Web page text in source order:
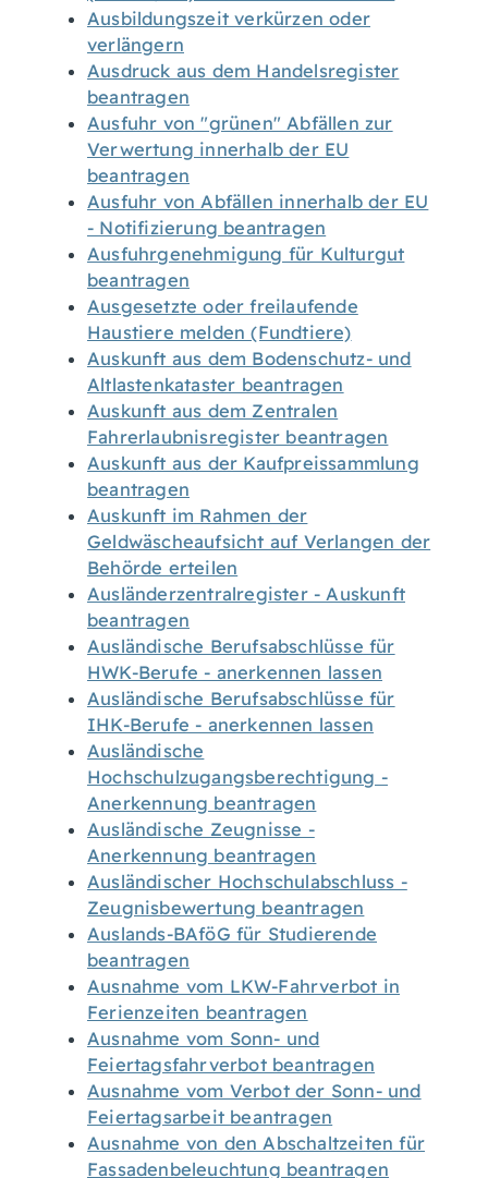
Ausbildungszeit verkürzen oder
verlängern
Ausdruck aus dem Handelsregister
beantragen
Ausfuhr von "grünen" Abfällen zur
Verwertung innerhalb der EU
beantragen
Ausfuhr von Abfällen innerhalb der EU
- Notifizierung beantragen
Ausfuhrgenehmigung für Kulturgut
beantragen
Ausgesetzte oder freilaufende
Haustiere melden (Fundtiere)
Auskunft aus dem Bodenschutz- und
Altlastenkataster beantragen
Auskunft aus dem Zentralen
Fahrerlaubnisregister beantragen
Auskunft aus der Kaufpreissammlung
beantragen
Auskunft im Rahmen der
Geldwäscheaufsicht auf Verlangen der
Behörde erteilen
Ausländerzentralregister - Auskunft
beantragen
Ausländische Berufsabschlüsse für
HWK-Berufe - anerkennen lassen
Ausländische Berufsabschlüsse für
IHK-Berufe - anerkennen lassen
Ausländische
Hochschulzugangsberechtigung -
Anerkennung beantragen
Ausländische Zeugnisse -
Anerkennung beantragen
Ausländischer Hochschulabschluss -
Zeugnisbewertung beantragen
Auslands-BAföG für Studierende
beantragen
Ausnahme vom LKW-Fahrverbot in
Ferienzeiten beantragen
Ausnahme vom Sonn- und
Feiertagsfahrverbot beantragen
Ausnahme vom Verbot der Sonn- und
Feiertagsarbeit beantragen
Ausnahme von den Abschaltzeiten für
Fassadenbeleuchtung beantragen